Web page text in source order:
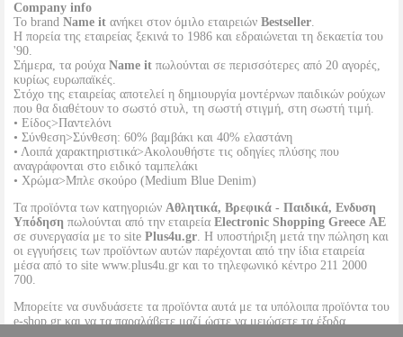
Company info
Το brand Name it ανήκει στον όμιλο εταιρειών Bestseller.
Η πορεία της εταιρείας ξεκινά το 1986 και εδραιώνεται τη δεκαετία του
'90.
Σήμερα, τα ρούχα Name it πωλούνται σε περισσότερες από 20 αγορές,
κυρίως ευρωπαϊκές.
Στόχο της εταιρείας αποτελεί η δημιουργία μοντέρνων παιδικών ρούχων
που θα διαθέτουν το σωστό στυλ, τη σωστή στιγμή, στη σωστή τιμή.
• Είδος>Παντελόνι
• Σύνθεση>Σύνθεση: 60% βαμβάκι και 40% ελαστάνη
• Λοιπά χαρακτηριστικά>Ακολουθήστε τις οδηγίες πλύσης που
αναγράφονται στο ειδικό ταμπελάκι
• Χρώμα>Μπλε σκούρο (Medium Blue Denim)
Τα προϊόντα των κατηγοριών Αθλητικά, Βρεφικά - Παιδικά, Ενδυση
Υπόδηση πωλούνται από την εταιρεία Electronic Shopping Greece ΑΕ
σε συνεργασία με το site Plus4u.gr. Η υποστήριξη μετά την πώληση και
οι εγγυήσεις των προϊόντων αυτών παρέχονται από την ίδια εταιρεία
μέσα από το site www.plus4u.gr και το τηλεφωνικό κέντρο 211 2000
700.
Μπορείτε να συνδυάσετε τα προϊόντα αυτά με τα υπόλοιπα προϊόντα του
e-shop.gr και να τα παραλάβετε μαζί ώστε να μειώσετε τα έξοδα